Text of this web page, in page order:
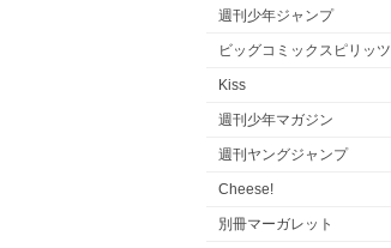
週刊少年ジャンプ
ビッグコミックスピリッツ
Kiss
週刊少年マガジン
週刊ヤングジャンプ
Cheese!
別冊マーガレット